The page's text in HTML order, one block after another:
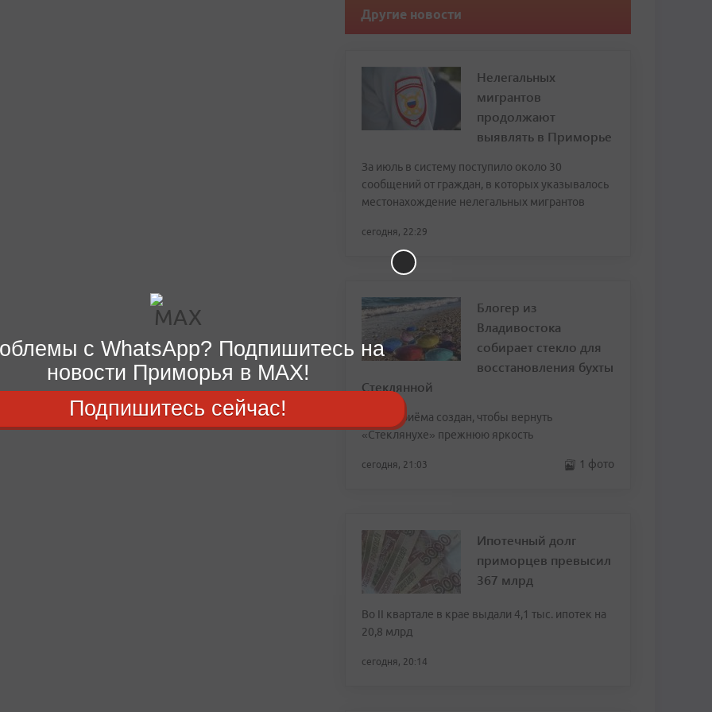
Другие новости
Нелегальных
мигрантов
продолжают
выявлять в Приморье
За июль в систему поступило около 30
сообщений от граждан, в которых указывалось
местонахождение нелегальных мигрантов
сегодня, 22:29
Блогер из
Владивостока
собирает стекло для
восстановления бухты
Стеклянной
Пункт приёма создан, чтобы вернуть
«Стеклянухе» прежнюю яркость
сегодня, 21:03 1 фото
Ипотечный долг
приморцев превысил
367 млрд
Во II квартале в крае выдали 4,1 тыс. ипотек на
20,8 млрд
сегодня, 20:14
с WhatsApp? Подпишитесь на
новости Приморья в MAX!
Подпишитесь сейчас!